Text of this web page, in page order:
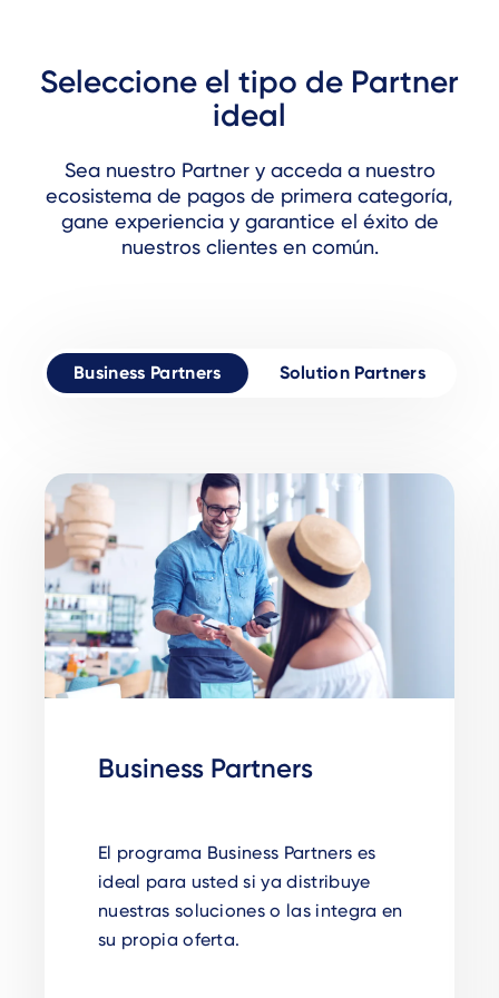
Seleccione el tipo de Partner
ideal
Sea nuestro Partner y acceda a nuestro
ecosistema de pagos de primera categoría,
gane experiencia y garantice el éxito de
nuestros clientes en común.
Business Partners Solution Partners
Business Partners
El programa Business Partners es
ideal para usted si ya distribuye
nuestras soluciones o las integra en
su propia oferta.